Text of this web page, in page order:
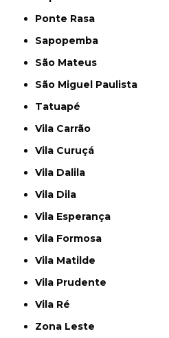
Ponte Rasa
Sapopemba
São Mateus
São Miguel Paulista
Tatuapé
Vila Carrão
Vila Curuçá
Vila Dalila
Vila Dila
Vila Esperança
Vila Formosa
Vila Matilde
Vila Prudente
Vila Ré
Zona Leste